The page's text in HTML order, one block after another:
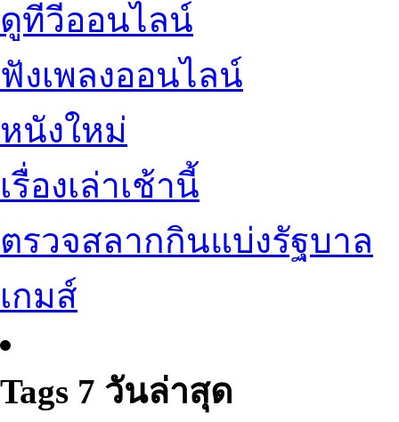
ดูทีวีออนไลน์
ฟังเพลงออนไลน์
หนังใหม่
เรื่องเล่าเช้านี้
ตรวจสลากกินแบ่งรัฐบาล
เกมส์
Tags 7 วันล่าสุด